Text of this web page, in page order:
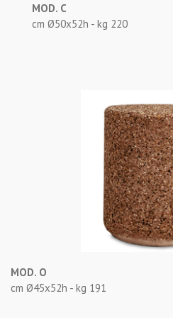
MOD. C
cm Ø50x52h - kg 220
MOD. O
cm Ø45x52h - kg 191